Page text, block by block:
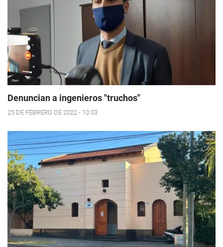
Denuncian a ingenieros "truchos"
25 DE FEBRERO DE 2022 - 10:03